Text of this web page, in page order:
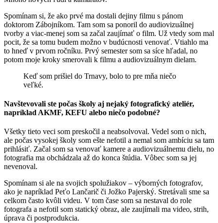
Spomínam si, že ako prvé ma dostali dejiny filmu s pánom
doktorom Zábojníkom. Tam som sa ponoril do audiovizuálnej
tvorby a viac-menej som sa začal zaujímať o film. Už vtedy som mal
pocit, že sa tomu budem možno v budúcnosti venovať. Vtiahlo ma
to hneď v prvom ročníku. Prvý semester som sa síce hľadal, no
potom moje kroky smerovali k filmu a audiovizuálnym dielam.
Keď som prišiel do Trnavy, bolo to pre mňa niečo
veľké.
Navštevovali ste počas školy aj nejaký fotografický ateliér,
napríklad AKMF, KEFU alebo niečo podobné?
Všetky tieto veci som preskočil a neabsolvoval. Vedel som o nich,
ale počas vysokej školy som ešte nefotil a nemal som ambíciu sa tam
prihlásiť. Začal som sa venovať kamere a audiovizuálnemu dielu, no
fotografia ma obchádzala až do konca štúdia. Vôbec som sa jej
nevenoval.
Spomínam si ale na svojich spolužiakov – výborných fotografov,
ako je napríklad Peťo Lančarič či Jožko Pajerský. Stretávali sme sa
celkom často kvôli videu. V tom čase som sa nestaval do role
fotografa a nefotil som statický obraz, ale zaujímali ma video, strih,
úprava či postprodukcia.